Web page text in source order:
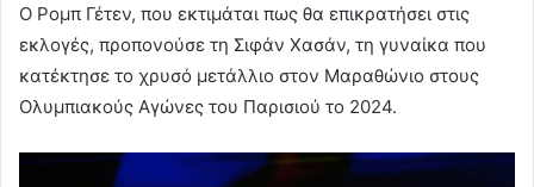
Ο Ρομπ Γέτεν, που εκτιμάται πως θα επικρατήσει στις
εκλογές, προπονούσε τη Σιφάν Χασάν, τη γυναίκα που
κατέκτησε το χρυσό μετάλλιο στον Μαραθώνιο στους
Ολυμπιακούς Αγώνες του Παρισιού το 2024.